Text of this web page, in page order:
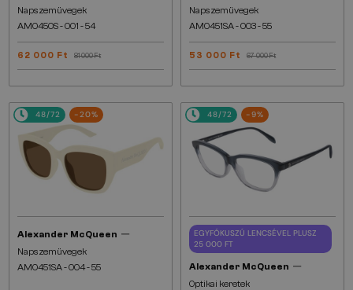
Napszemüvegek
AM0450S - 001 - 54
62 000 Ft 81 000 Ft
Napszemüvegek
AM0451SA - 003 - 55
53 000 Ft 67 000 Ft
48/72 -20%
Alexander McQueen —
Napszemüvegek
AM0451SA - 004 - 55
48/72 -9%
EGYFÓKUSZÚ LENCSÉVEL PLUSZ
25 000 FT
Alexander McQueen —
Optikai keretek